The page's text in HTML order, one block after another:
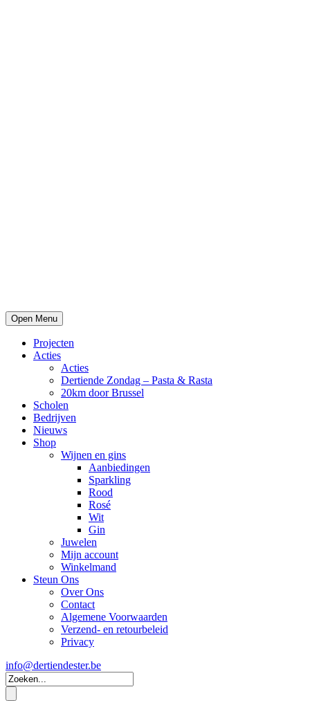
Open Menu
Projecten
Acties
Acties
Dertiende Zondag – Pasta & Rasta
20km door Brussel
Scholen
Bedrijven
Nieuws
Shop
Wijnen en gins
Aanbiedingen
Sparkling
Rood
Rosé
Wit
Gin
Juwelen
Mijn account
Winkelmand
Steun Ons
Over Ons
Contact
Algemene Voorwaarden
Verzend- en retourbeleid
Privacy
info@dertiendester.be